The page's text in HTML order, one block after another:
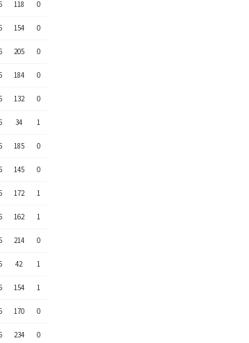
118 0
154 0
205 0
184 0
132 0
34 1
185 0
145 0
172 1
162 1
214 0
42 1
154 1
170 0
234 0